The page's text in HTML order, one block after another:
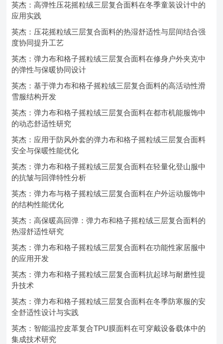
英杰：高弹性压花摇粒绒三层复合面料在冬季童装设计中的
应用实践
英杰：压花摇粒绒三层复合面料的热湿舒适性与层间结合强
度协同提升工艺
英杰：弹力布和格子摇粒绒三层复合面料在修身户外夹克中
的弹性与保暖协同设计
英杰：基于弹力布和格子摇粒绒三层复合面料的高活动性滑
雪服结构开发
英杰：弹力布和格子摇粒绒三层复合面料在都市机能服饰中
的动态舒适性研究
英杰：应用于防风外套的弹力布和格子摇粒绒三层复合面料
安全与保暖性能优化
英杰：弹力布和格子摇粒绒三层复合面料在轻量化登山服中
的抗皱与回弹特性分析
英杰：弹力布与格子摇粒绒三层复合面料在户外运动服饰中
的结构性能优化
英杰：高保暖高回弹：弹力布和格子摇粒绒三层复合面料的
热湿舒适性研究
英杰：弹力布和格子摇粒绒三层复合面料在功能性家居服中
的应用开发
英杰：弹力布和格子摇粒绒三层复合面料抗起球与耐磨性提
升技术
英杰：弹力布和格子摇粒绒三层复合面料在冬季防寒服的安
全舒适性设计与实践
英杰：智能温控皮革复合TPU膜面料在可穿戴设备载体中的
集成技术研究